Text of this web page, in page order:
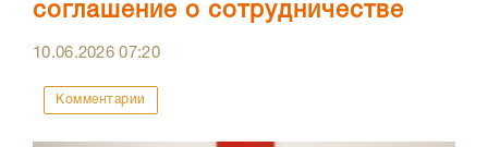
соглашение о сотрудничестве
10.06.202607:20
Комментарии